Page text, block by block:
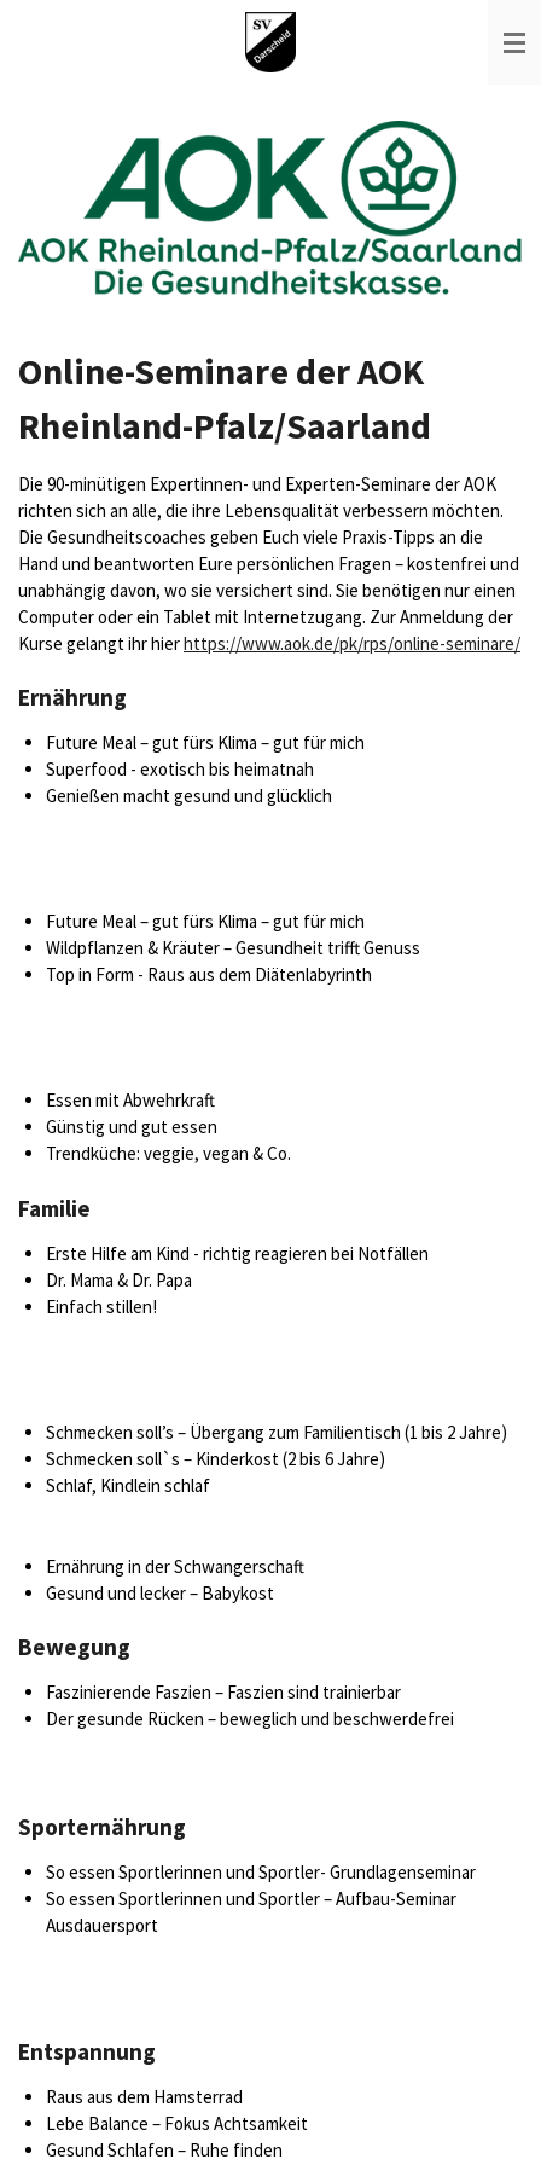
Online-Seminare der AOK
Rheinland-Pfalz/Saarland
Die 90-minütigen Expertinnen- und Experten-Seminare der AOK
richten sich an alle, die ihre Lebensqualität verbessern möchten.
Die Gesundheitscoaches geben Euch viele Praxis-Tipps an die
Hand und beantworten Eure persönlichen Fragen – kostenfrei und
unabhängig davon, wo sie versichert sind. Sie benötigen nur einen
Computer oder ein Tablet mit Internetzugang. Zur Anmeldung der
Kurse gelangt ihr hierhttps://www.aok.de/pk/rps/online-seminare/
Ernährung
Future Meal – gut fürs Klima – gut für mich
Superfood - exotisch bis heimatnah
Genießen macht gesund und glücklich
Future Meal – gut fürs Klima – gut für mich
Wildpflanzen & Kräuter – Gesundheit trifft Genuss
Top in Form - Raus aus dem Diätenlabyrinth
Essen mit Abwehrkraft
Günstig und gut essen
Trendküche: veggie, vegan & Co.
Familie
Erste Hilfe am Kind - richtig reagieren bei Notfällen
Dr. Mama & Dr. Papa
Einfach stillen!
Schmecken soll’s – Übergang zum Familientisch (1 bis 2 Jahre)
Schmecken soll`s – Kinderkost (2 bis 6 Jahre)
Schlaf, Kindlein schlaf
Ernährung in der Schwangerschaft
Gesund und lecker – Babykost
Bewegung
Faszinierende Faszien – Faszien sind trainierbar
Der gesunde Rücken – beweglich und beschwerdefrei
Sporternährung
So essen Sportlerinnen und Sportler- Grundlagenseminar
So essen Sportlerinnen und Sportler – Aufbau-Seminar
Ausdauersport
Entspannung
Raus aus dem Hamsterrad
Lebe Balance – Fokus Achtsamkeit
Gesund Schlafen – Ruhe finden